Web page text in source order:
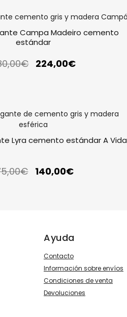
Campa Madeiro cemento
estándar
€ 224,00€
Lyra cemento estándar A Vida
€ 140,00€
Ayuda
Contacto
Información sobre envíos
Condiciones de venta
Devoluciones